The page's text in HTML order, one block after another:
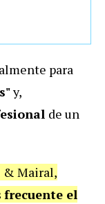
para
y,
de un
& Mairal,
frecuente el